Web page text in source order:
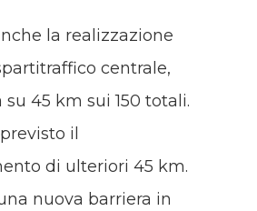
la realizzazione
centrale,
45 km sui 150 totali.
il
di ulteriori 45 km.
nuova barriera in